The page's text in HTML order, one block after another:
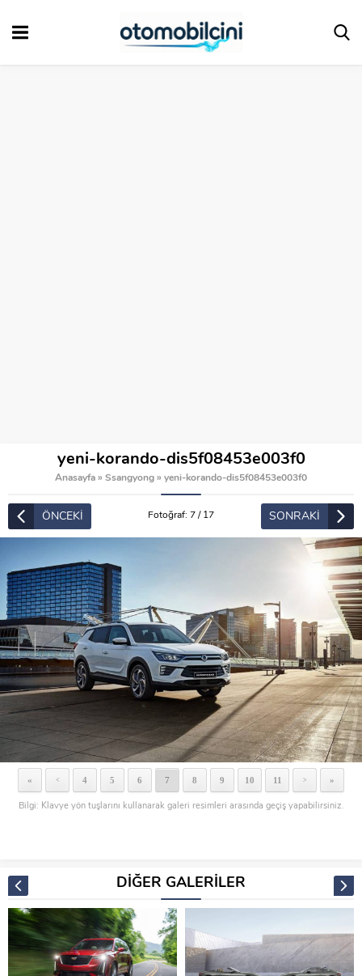
yeni-korando-dis5f08453e003f0
Anasayfa » Ssangyong » yeni-korando-dis5f08453e003f0
ÖNCEKİ Fotoğraf: 7 / 17 SONRAKİ
« < 4 5 6 7 8 9 10 11 > »
Bilgi: Klavye yön tuşlarını kullanarak galeri resimleri arasında geçiş yapabilirsiniz.
DİĞER GALERİLER